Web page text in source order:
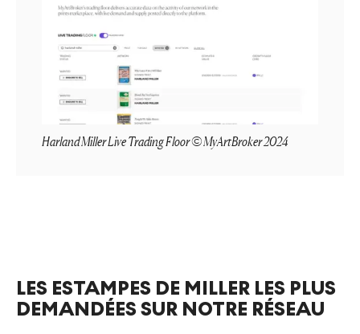
Harland Miller Live Trading Floor © MyArtBroker 2024
LES ESTAMPES DE MILLER LES PLUS
DEMANDÉES SUR NOTRE RÉSEAU